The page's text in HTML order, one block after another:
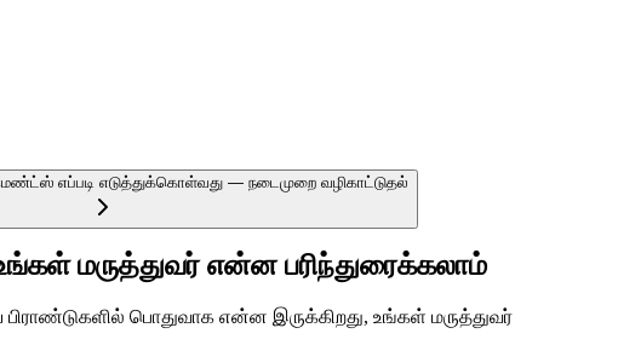
எப்படி எடுத்துக்கொள்வது — நடைமுறை வழிகாட்டுதல்
மருத்துவர் என்ன பரிந்துரைக்கலாம்
பொதுவாக என்ன இருக்கிறது, உங்கள் மருத்துவர்